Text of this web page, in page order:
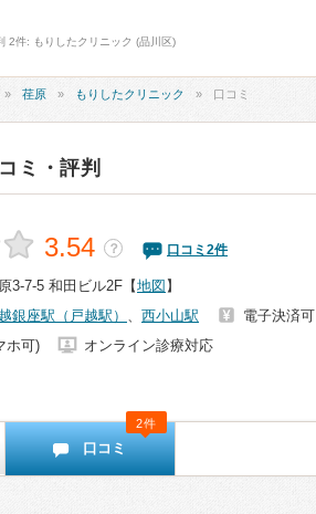
2件: もりしたクリニック (品川区)
荏原 もりしたクリニック 口コミ
ミ・評判
3.54 ？ 口コミ 2件
3-7-5 和田ビル2F 【地図 】
銀座駅（戸越駅） 、 西小山駅
電子決済可
ホ可)
オンライン診療対応
口コミ
2件